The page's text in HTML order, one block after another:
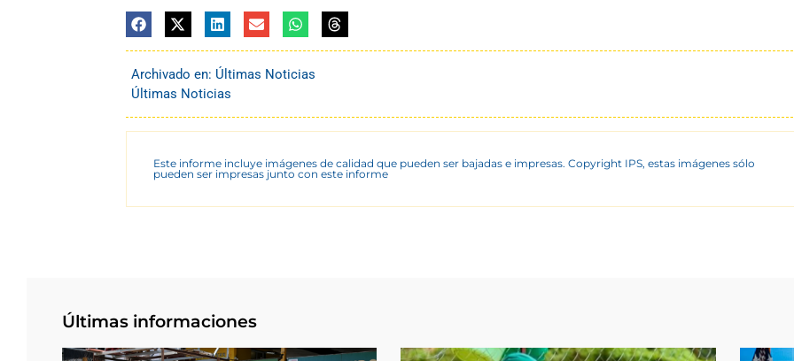
Archivado en: Últimas Noticias
Últimas Noticias
Este informe incluye imágenes de calidad que pueden ser bajadas e impresas. Copyright IPS, estas imágenes sólo
pueden ser impresas junto con este informe
Últimas informaciones